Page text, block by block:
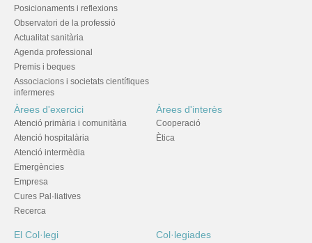
Posicionaments i reflexions
Observatori de la professió
Actualitat sanitària
Agenda professional
Premis i beques
Associacions i societats científiques
infermeres
Àrees d'exercici
Atenció primària i comunitària
Atenció hospitalària
Atenció intermèdia
Emergències
Empresa
Cures Pal·liatives
Recerca
Àrees d'interès
Cooperació
Ètica
El Col·legi Col·legiades